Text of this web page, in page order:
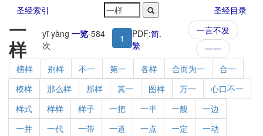
圣经索引 圣经目录
一
样
yī yàng 一览-584
次
1 PDF:简.
繁
一言不发
一一
榜样
别样 不一 第一 各样 合而为一
合一
模样
那么样 那样 其一 图样 万一
心口不一
样式
样样 样子 一把 一半 一般
一边
一并
一代 一带 一道 一点 一定
一动